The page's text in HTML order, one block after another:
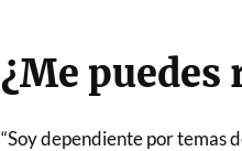
¿Me puedes
“Soy dependiente por temas